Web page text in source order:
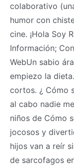
colaborativo
humor con
cine. ¡Hola Soy
Información;
WebUn sabio
empiezo la
cortos. ¿ Cómo
al cabo nadie
niños de Cómo
jocosos y
hijos van a reír
de sarcofagos